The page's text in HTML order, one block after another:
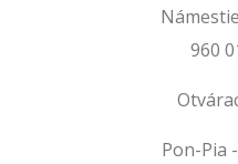
960
Pon-Pia